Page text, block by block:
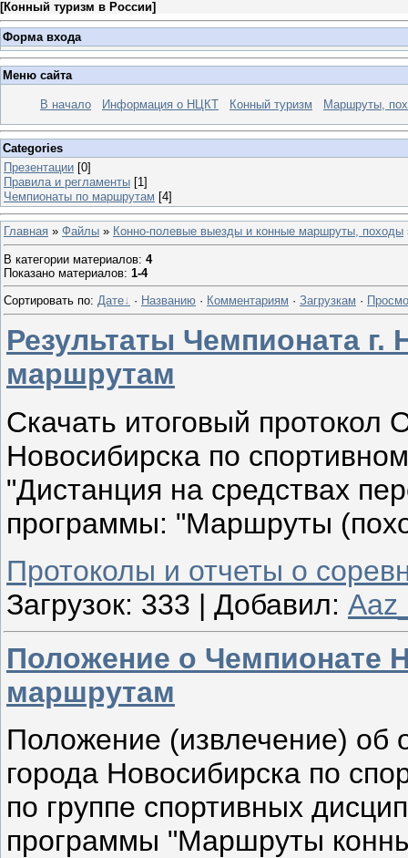
[Конный туризм в России]
Форма входа
Меню сайта
В начало Информация о НЦКТ Конный туризм Маршруты,
Categories
Презентации [0]
Правила и регламенты [1]
Чемпионаты по маршрутам [4]
Главная » Файлы » Конно-полевые выезды и конные маршруты, походы
В категории материалов: 4
Показано материалов: 1-4
Сортировать по: Дате · Названию · Комментариям · Загрузкам ·
Результаты Чемпионата
маршрутам
Скачать итоговый протокол
Новосибирска по
"Дистанция на средствах
программы: "Маршруты
Протоколы и отчеты о
Загрузок: 333 | Добавил:
Положение о Чемпионате
маршрутам
Положение (извлечение) об
города Новосибирска по
по группе спортивных
программы "Маршруты